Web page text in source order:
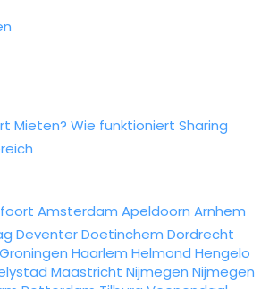
Mieten? Wie funktioniert Sharing
Amsterdam Apeldoorn Arnhem
DeventerDoetinchem Dordrecht
Groningen Haarlem Helmond Hengelo
Maastricht Nijmegen Nijmegen